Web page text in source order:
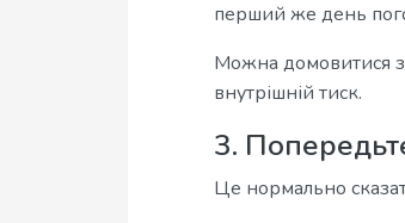
перший же день
Можна домовитися з
внутрішній тиск.
3.
Це нормально